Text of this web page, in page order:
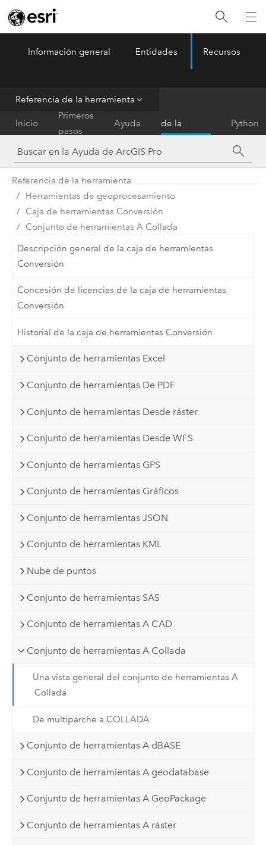
ArcGIS Pro Menu
Información general Entidades Recursos
Referencia de la herramienta
Inicio
Primeros
pasos
Ayuda
de la
herramienta
Python
Referencia de la herramienta
Herramientas de geoprocesamiento
Caja de herramientas Conversión
Conjunto de herramientas A Collada
Descripción general de la caja de herramientas
Conversión
Concesión de licencias de la caja de herramientas
Conversión
Historial de la caja de herramientas Conversión
Conjunto de herramientas Excel
Conjunto de herramientas De PDF
Conjunto de herramientas Desde ráster
Conjunto de herramientas Desde WFS
Conjunto de herramientas GPS
Conjunto de herramientas Gráficos
Conjunto de herramientas JSON
Conjunto de herramientas KML
Nube de puntos
Conjunto de herramientas SAS
Conjunto de herramientas A CAD
Conjunto de herramientas A Collada
Una vista general del conjunto de herramientas A
Collada
De multiparche a COLLADA
Conjunto de herramientas A dBASE
Conjunto de herramientas A geodatabase
Conjunto de herramientas A GeoPackage
Conjunto de herramientas A ráster